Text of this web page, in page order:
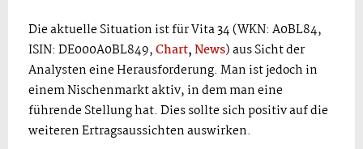
Die aktuelle Situation ist für Vita 34 (WKN: A0BL84,
ISIN: DE000A0BL849,Chart,News) aus Sicht der
Analysten eine Herausforderung. Man ist jedoch in
einem Nischenmarkt aktiv, in dem man eine
führende Stellung hat. Dies sollte sich positiv auf die
weiteren Ertragsaussichten auswirken.